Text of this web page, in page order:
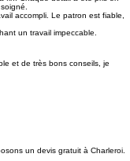
étape.
fin. Chaque détail a été pris en
accompli. Le patron est fiable,
un travail impeccable.
et de très bons conseils, je